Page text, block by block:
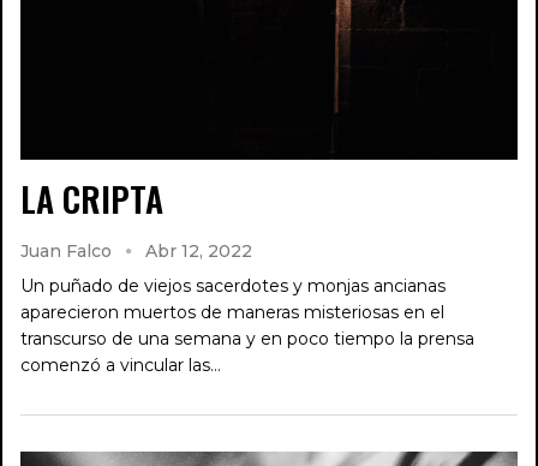
LA CRIPTA
Juan Falco
Abr 12, 2022
Un puñado de viejos sacerdotes y monjas ancianas
aparecieron muertos de maneras misteriosas en el
transcurso de una semana y en poco tiempo la prensa
comenzó a vincular las…